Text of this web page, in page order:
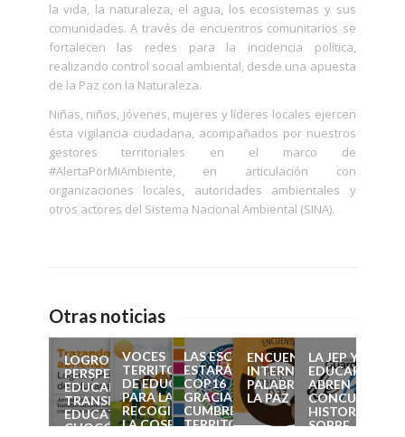
la vida, la naturaleza, el agua, los ecosistemas y sus
comunidades. A través de encuentros comunitarios se
fortalecen las redes para la incidencia política,
realizando control social ambiental, desde una apuesta
de la Paz con la Naturaleza.
Niñas, niños, jóvenes, mujeres y líderes locales ejercen
ésta vigilancia ciudadana, acompañados por nuestros
gestores territoriales en el marco de
#AlertaPorMiAmbiente, en articulación con
organizaciones locales, autoridades ambientales y
otros actores del Sistema Nacional Ambiental (SINA).
Otras noticias
LOGROS Y
PERSPECTIVAS DE
EDUCAPAZ PARA LA
TRANSFORMACIÓN
EDUCATIVA EN EL
CHOCÓ
VOCES
TERRITORIALES
DE EDUCACIÓN
PARA LA PAZ:
RECOGIENDO
LA COSECHA
LAS ESCUELAS
ESTARÁN EN LA
COP16
GRACIAS A LAS
CUMBRES
TERRITORIALES
ENCUENTRO
INTERNACIONAL
PALABRAS PARA
LA PAZ
LA JEP Y
EDUCAPAZ
ABREN
CONCURSO DE
HISTORIAS
SOBRE